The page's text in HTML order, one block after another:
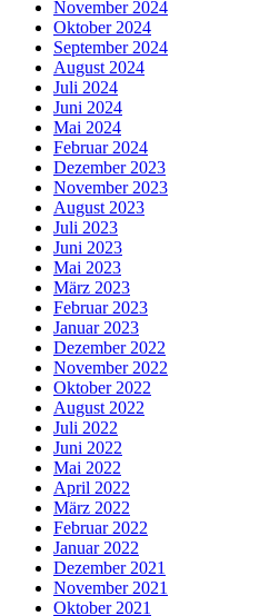
November 2024
Oktober 2024
September 2024
August 2024
Juli 2024
Juni 2024
Mai 2024
Februar 2024
Dezember 2023
November 2023
August 2023
Juli 2023
Juni 2023
Mai 2023
März 2023
Februar 2023
Januar 2023
Dezember 2022
November 2022
Oktober 2022
August 2022
Juli 2022
Juni 2022
Mai 2022
April 2022
März 2022
Februar 2022
Januar 2022
Dezember 2021
November 2021
Oktober 2021